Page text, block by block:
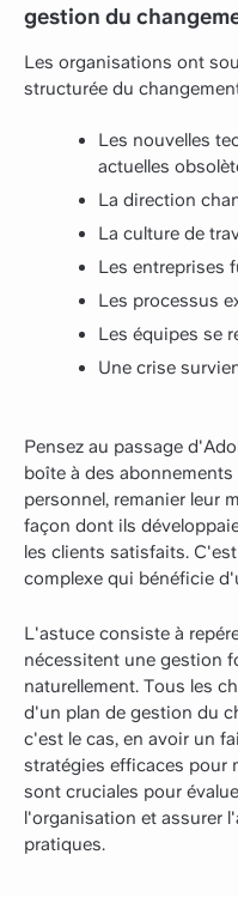
gestion du
Les organisations ont
structurée du
Les nouvelles
actuelles
La direction
La culture de
Les entreprises
Les processus
Les équipes se
Une crise
Pensez au passage
boîte à des
personnel, remanier leur
façon dont ils
les clients satisfaits.
complexe qui bénéficie
L'astuce consiste à
nécessitent une gestion
naturellement. Tous les
d'un plan de gestion du
c'est le cas, en avoir un
stratégies efficaces pour
sont cruciales pour
l'organisation et assurer
pratiques.